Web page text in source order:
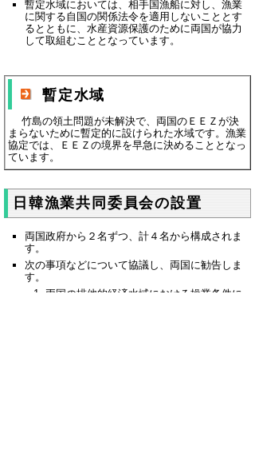
暫定水域においては、相手国漁船に対し、漁業
に関する自国の関係法令を適用しないこととす
るとともに、水産資源保護のために両国が協力
して取組むこととなっています。
暫定水域
竹島の領土問題が未解決で、両国のＥＥＺが決
まらないために暫定的に設けられた水域です。漁業
協定では、ＥＥＺの境界を早急に決めることとなっ
ています。
日韓漁業共同委員会の設置
両国政府から２名ずつ、計４名から構成されま
す。
次の事項などについて協議し、両国に勧告しま
す。
両国の排他的経済水域における操業条件に